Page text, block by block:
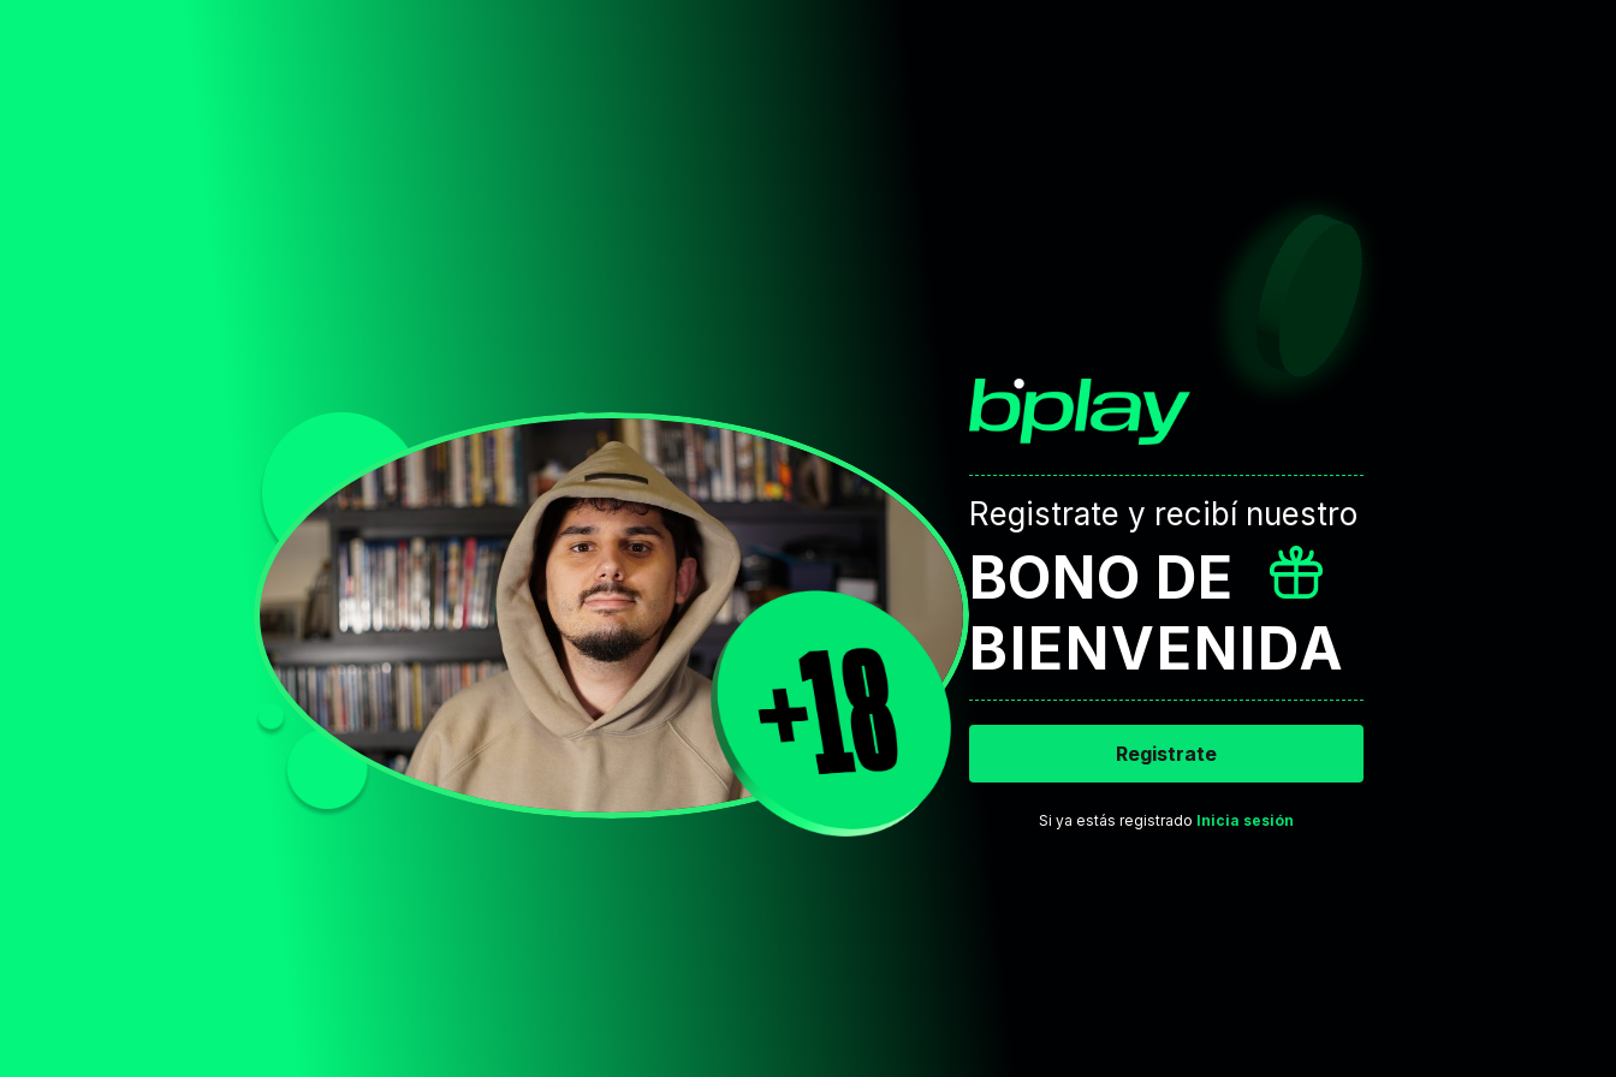
Registrate y recibí nuestro
BONO DE
BIENVENIDA
Registrate
Si ya estás registrado Inicia sesión